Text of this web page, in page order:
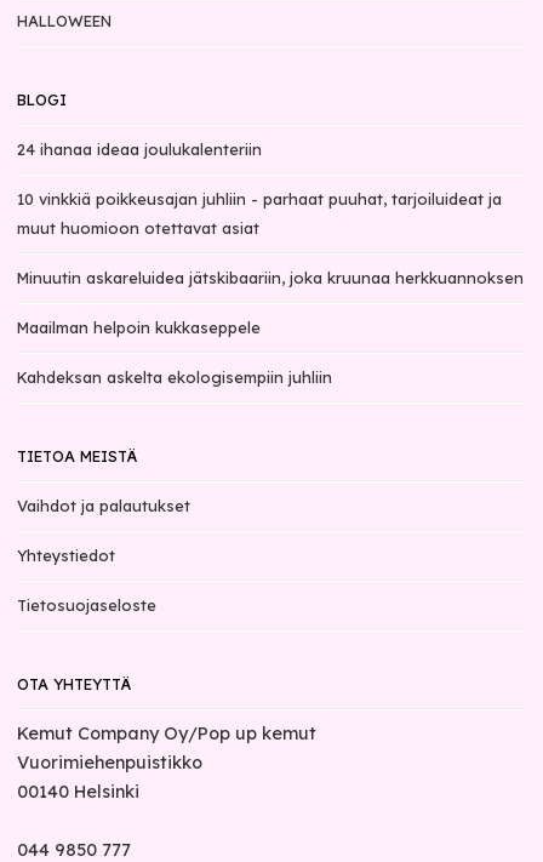
HALLOWEEN
BLOGI
24 ihanaa ideaa joulukalenteriin
10 vinkkiä poikkeusajan juhliin - parhaat puuhat, tarjoiluideat ja
muut huomioon otettavat asiat
Minuutin askareluidea jätskibaariin, joka kruunaa herkkuannoksen
Maailman helpoin kukkaseppele
Kahdeksan askelta ekologisempiin juhliin
TIETOA MEISTÄ
Vaihdot ja palautukset
Yhteystiedot
Tietosuojaseloste
OTA YHTEYTTÄ
Kemut Company Oy/Pop up kemut
Vuorimiehenpuistikko
00140 Helsinki
044 9850 777